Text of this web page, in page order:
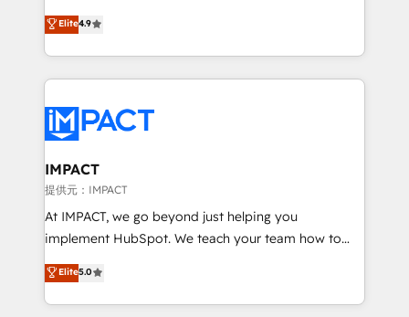
Simple pay-as-you-go plans that accelerate value...
1️⃣ Set Up | Onboarding New or Check-fixing existing
HubSpot portals 2️⃣ Scale Up | 100% HubSpot Task
Execution... Global 24/7 ... All Experts 3️⃣ Integrate |
Slash months from your API Integration project... ⬅️
Click "Contact Business" ⬅️ to access 150+ Kickstart
Integration templates that put HubSpot in the center
of your tech stack, syncing... 🛍️ Shopify or
WooCommerce 💲 Stripe or Paypal 💰 Sage or
Netsuite 🤖 Google or Microsoft ✍️ DocuSign or
the rare Advanced "Custom Integrations"
Accreditation, securely sync data across... 🔄 any
Elite4.9
IMPACT
提供元：IMPACT
At IMPACT, we go beyond just helping you
implement HubSpot. We teach your team how to
master it. As the creators of the Endless Customers
System™ (the next evolution of They Ask, You
Answer), we’re the only HubSpot partner built
Elite5.0